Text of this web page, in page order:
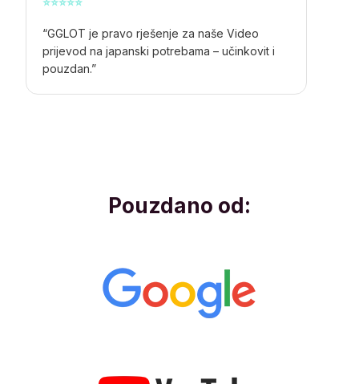
“GGLOT je pravo rješenje za našeVideo
prijevod na japanski potrebama – učinkovit i
pouzdan.”
Pouzdano od: